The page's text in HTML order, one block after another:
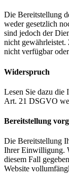
Die Bereitstellung
weder gesetzlich
sind jedoch der
nicht gewährleistet.
nicht verfügbar
Widerspruch
Lesen Sie dazu die
Art. 21 DSGVO
Bereitstellung
Die Bereitstellung
Ihrer Einwilligung.
diesem Fall
Website